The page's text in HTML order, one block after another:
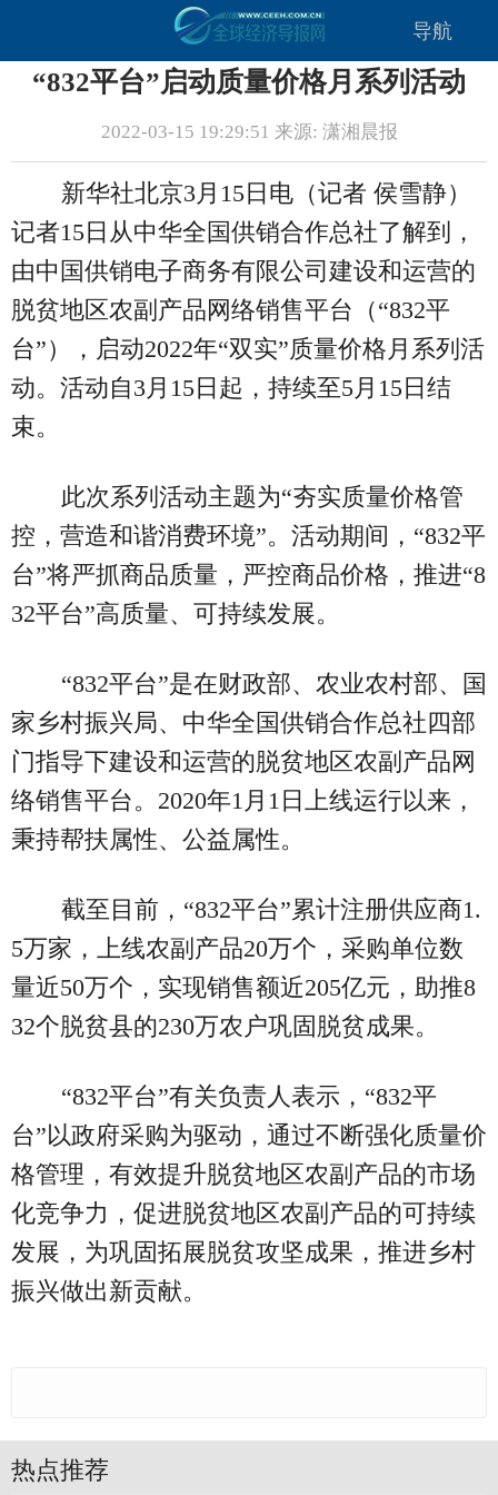
导航
“832平台”启动质量价格月系列活动
2022-03-15 19:29:51 来源: 潇湘晨报
新华社北京3月15日电（记者 侯雪静）
记者15日从中华全国供销合作总社了解到，
由中国供销电子商务有限公司建设和运营的
脱贫地区农副产品网络销售平台（“832平
台”），启动2022年“双实”质量价格月系列活
动。活动自3月15日起，持续至5月15日结
束。
此次系列活动主题为“夯实质量价格管
控，营造和谐消费环境”。活动期间，“832平
台”将严抓商品质量，严控商品价格，推进“8
32平台”高质量、可持续发展。
“832平台”是在财政部、农业农村部、国
家乡村振兴局、中华全国供销合作总社四部
门指导下建设和运营的脱贫地区农副产品网
络销售平台。2020年1月1日上线运行以来，
秉持帮扶属性、公益属性。
截至目前，“832平台”累计注册供应商1.
5万家，上线农副产品20万个，采购单位数
量近50万个，实现销售额近205亿元，助推8
32个脱贫县的230万农户巩固脱贫成果。
“832平台”有关负责人表示，“832平
台”以政府采购为驱动，通过不断强化质量价
格管理，有效提升脱贫地区农副产品的市场
化竞争力，促进脱贫地区农副产品的可持续
发展，为巩固拓展脱贫攻坚成果，推进乡村
振兴做出新贡献。
热点推荐